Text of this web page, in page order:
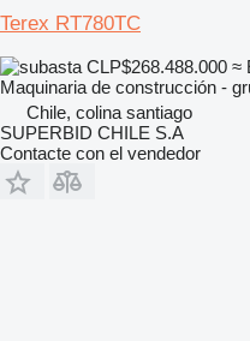
Terex RT780TC
CLP$268.488.000 ≈
Maquinaria de construcción -
Chile, colina santiago
SUPERBID CHILE S.A
Contacte con el vendedor